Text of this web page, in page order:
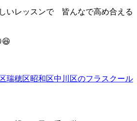
いレッスンで 皆んなで高め合える